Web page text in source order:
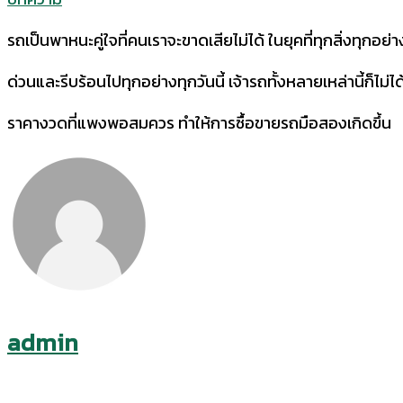
รถเป็นพาหนะคู่ใจที่คนเราจะขาดเสียไม่ได้ ในยุคที่ทุกสิ่งทุกอย่า
ด่วนและรีบร้อนไปทุกอย่างทุกวันนี้ เจ้ารถทั้งหลายเหล่านี้ก็ไม่ไ
ราคางวดที่แพงพอสมควร ทำให้การซื้อขายรถมือสองเกิดขึ้น
admin